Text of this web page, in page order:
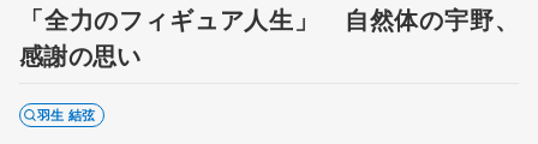
「全力のフィギュア人生」 自然体の宇野、
感謝の思い
羽生 結弦